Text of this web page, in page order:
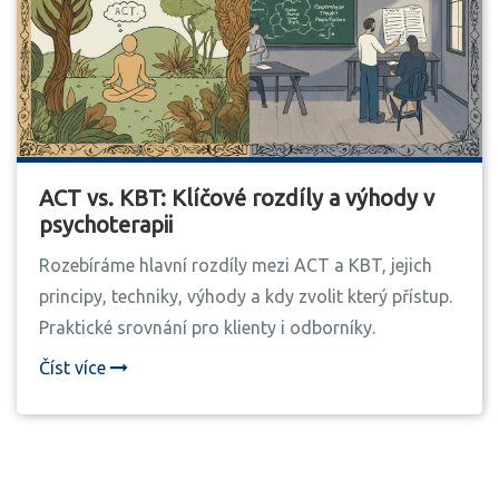
ACT vs. KBT: Klíčové rozdíly a výhody v
psychoterapii
Rozebíráme hlavní rozdíly mezi ACT a KBT, jejich
principy, techniky, výhody a kdy zvolit který přístup.
Praktické srovnání pro klienty i odborníky.
Číst více